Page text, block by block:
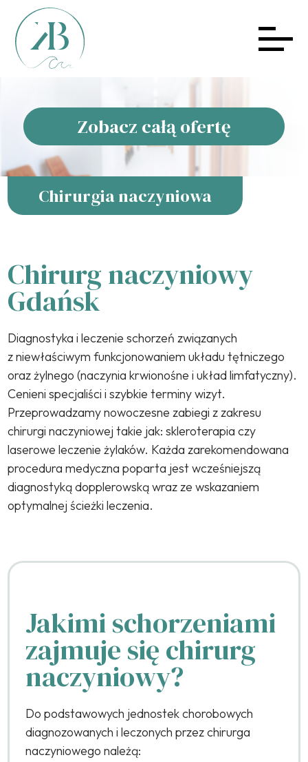
Zobacz całą ofertę
Chirurgia naczyniowa
Chirurg naczyniowy
Gdańsk
Diagnostyka i leczenie schorzeń związanych
z niewłaściwym funkcjonowaniem układu tętniczego
oraz żylnego (naczynia krwionośne i układ limfatyczny).
Cenieni specjaliści i szybkie terminy wizyt.
Przeprowadzamy nowoczesne zabiegi z zakresu
chirurgi naczyniowej takie jak: skleroterapia czy
laserowe leczenie żylaków. Każda zarekomendowana
procedura medyczna poparta jest wcześniejszą
diagnostyką dopplerowską wraz ze wskazaniem
optymalnej ścieżki leczenia.
Jakimi schorzeniami
zajmuje się chirurg
naczyniowy?
Do podstawowych jednostek chorobowych
diagnozowanych i leczonych przez chirurga
naczyniowego należą: